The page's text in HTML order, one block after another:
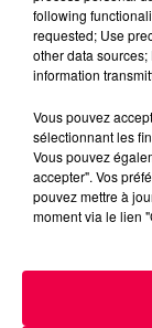
Flash infos
Crédit :Flash
podcasts/
following
requested; Use
other data
information
Vous pouvez
sélectionnant les
Vous pouvez
accepter". Vos
pouvez mettre à
moment via le lien